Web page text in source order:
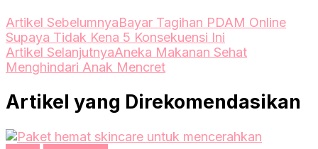
Artikel SebelumnyaBayar Tagihan PDAM Online
Supaya Tidak Kena 5 Konsekuensi Ini
Artikel SelanjutnyaAneka Makanan Sehat
Menghindari Anak Mencret
Artikel yang Direkomendasikan